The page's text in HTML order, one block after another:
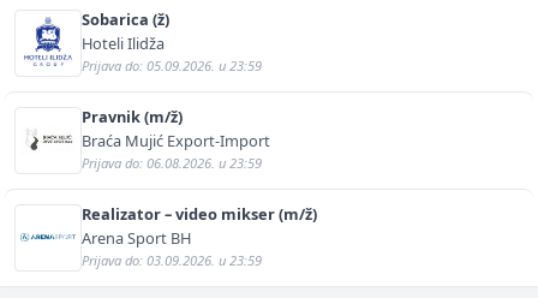
Sobarica (ž)
Hoteli Ilidža
Prijava do: 05.09.2026. u 23:59
Pravnik (m/ž)
Braća Mujić Export-Import
Prijava do: 06.08.2026. u 23:59
Realizator – video mikser (m/ž)
Arena Sport BH
Prijava do: 03.09.2026. u 23:59